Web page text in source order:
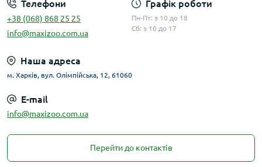
Телефони
+38 (068) 868 25 25
info@maxizoo.com.ua
Графік роботи
Пн-Пт: з 10 до 18
Сб: з 10 до 17
Наша адреса
м. Харків, вул. Олімпійська, 12, 61060
E-mail
info@maxizoo.com.ua
Перейти до контактів